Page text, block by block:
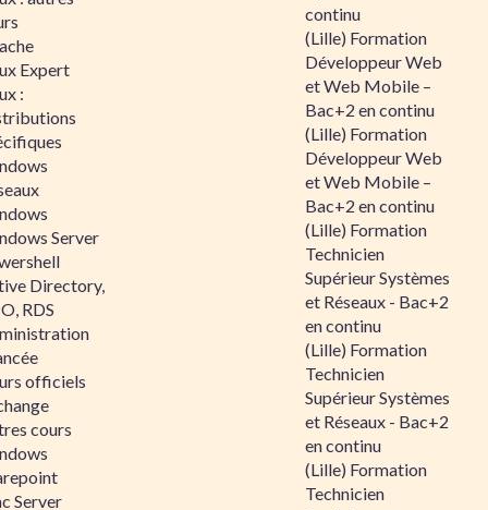
Expert
:
Server
Directory,
RDS
officiels
cours
Server
continu
(Lille) Formation
Développeur Web
et Web Mobile –
Bac+2 en continu
(Lille) Formation
Développeur Web
et Web Mobile –
Bac+2 en continu
(Lille) Formation
Technicien
Supérieur Systèmes
et Réseaux - Bac+2
en continu
(Lille) Formation
Technicien
Supérieur Systèmes
et Réseaux - Bac+2
en continu
(Lille) Formation
Technicien